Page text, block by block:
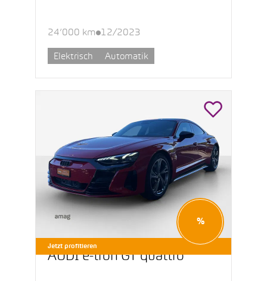
24’000 km 12/2023
Elektrisch Automatik
Jetzt profitieren
%
AUDI e-tron GT quattro